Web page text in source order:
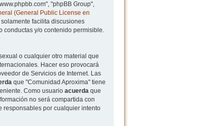
"phpBB Group",
(General Public License en
facilita discusiones
conductas y/o contenido permisible.
o cualquier otro material que
Hacer eso provocará
de Servicios de Internet. Las
que "Comunidad Aproxima" tiene
Como usuario acuerdaque
no será compartida con
responsables por cualquier intento